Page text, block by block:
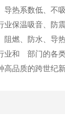
热系数低、不
保温吸音、防震
燃、防水、导
业和 部门的各
品质的跨世纪